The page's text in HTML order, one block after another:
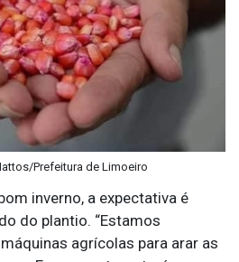
Prefeitura de Limoeiro
inverno, a expectativa é
do plantio. “Estamos
agrícolas para arar as